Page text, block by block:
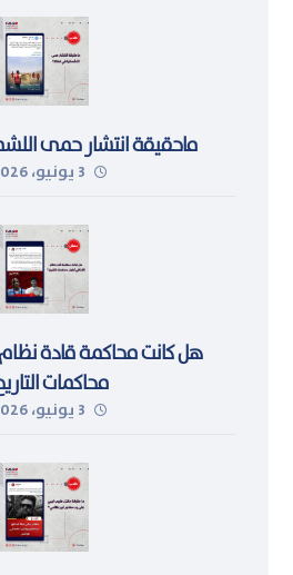
ماحقيقة انتشار حمى
3 يونيو، 2026
هل كانت محاكمة قادة
محاكمات
3 يونيو، 2026